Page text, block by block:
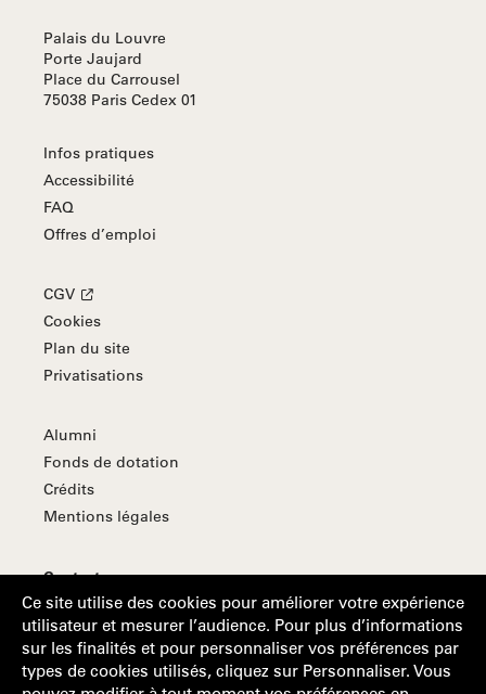
Palais du Louvre
Porte Jaujard
Place du Carrousel
75038 Paris Cedex 01
Infos pratiques
Accessibilité
FAQ
Offres d’emploi
CGV
Cookies
Plan du site
Privatisations
Alumni
Fonds de dotation
Crédits
Mentions légales
Contact
S'abonner à la Lettre d'information
Suivez-nous
Ce site utilise des cookies pour améliorer votre expérience
utilisateur et mesurer l’audience. Pour plus d’informations
sur les finalités et pour personnaliser vos préférences par
types de cookies utilisés, cliquez sur Personnaliser. Vous